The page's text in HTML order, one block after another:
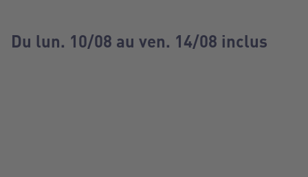
Du lun. 10/08 au ven. 14/08 inclus